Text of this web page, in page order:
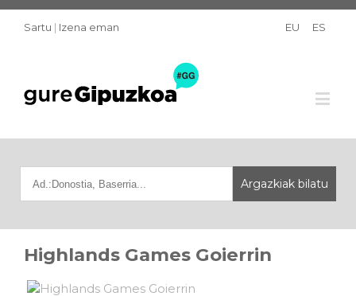
Sartu | Izena eman EU ES
Highlands Games Goierrin